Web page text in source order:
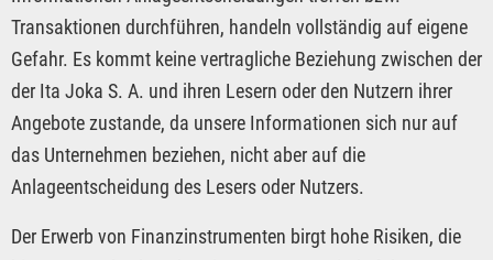
Transaktionen durchführen, handeln vollständig auf eigene
Gefahr. Es kommt keine vertragliche Beziehung zwischen der
der Ita Joka S. A. und ihren Lesern oder den Nutzern ihrer
Angebote zustande, da unsere Informationen sich nur auf
das Unternehmen beziehen, nicht aber auf die
Anlageentscheidung des Lesers oder Nutzers.
Der Erwerb von Finanzinstrumenten birgt hohe Risiken, die